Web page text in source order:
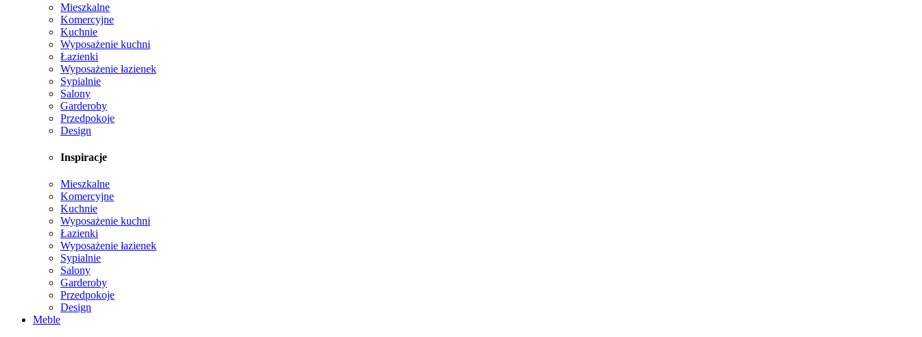
Mieszkalne
Komercyjne
Kuchnie
Wyposażenie kuchni
Łazienki
Wyposażenie łazienek
Sypialnie
Salony
Garderoby
Przedpokoje
Design
Inspiracje
Mieszkalne
Komercyjne
Kuchnie
Wyposażenie kuchni
Łazienki
Wyposażenie łazienek
Sypialnie
Salony
Garderoby
Przedpokoje
Design
Meble